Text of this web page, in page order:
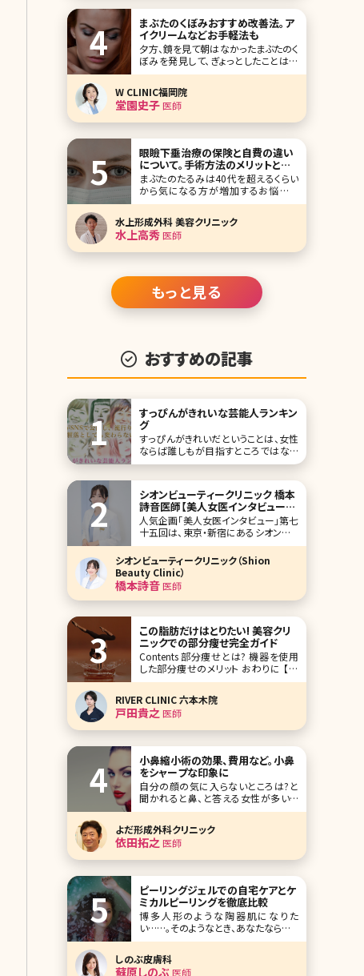
まぶたのくぼみおすすめ改善法。ア
イクリームなどお手軽法も
夕方、鏡を見て朝はなかったまぶたのく
ぼみを発見して、ぎょっとしたことはあ
りませんか？たるみと同様、徐々に進行
していくまぶたのくぼみはシミやしわ、
たるみよりも気がつきにくいエイジング
サイン。女性の見た目年齢をあげて疲
れた印象を与えてしまいます。「この、疲
W CLINIC福岡院
堂園史子医師
眼瞼下垂治療の保険と自費の違い
について。手術方法のメリットとデ
メリットも
まぶたのたるみは40代を超えるくらい
から気になる方が増加するお悩みで
す。目の周りは皮膚も薄く繊細な部分
のため、くすみなどのお悩みをよくお聞
きしますが、その中でも特に目が開け
づらくなってきた、目元がたるんでとて
も老けて見えるとのお悩みがとても多
たが重くなった
水上形成外科 美容クリニック
水上高秀医師
もっと見る
おすすめの記事
すっぴんがきれいな芸能人ランキン
グ
すっぴんがきれいだということは、女性
ならば誰しもが目指すところではない
でしょうか。 メイクするにも、素肌のき
前提としてもそこはしっかりとケアして
おきたいものです。 近年では芸能人の
すっぴん画像もよく公開されています
が、今回はその中でもすっぴんがきれ
いな芸能人をラ
シオンビューティークリニック 橋本
詩音医師【美人女医インタビュー第
七十五回】
人気企画「美人女医インタビュー」第七
十五回は、東京・新宿にあるシオンビュ
ーティークリニック（Shion Beauty
Clinic）で院長を務める橋本詩音（はし
もとしおん）先生です。 新宿駅東口目の
前、徒歩1分の最高のロケーション。こ
だわっている内装は、多くの鏡を配置
し、ヴェルサイユ宮殿のひ
シオンビューティークリニック（Shion
Beauty Clinic）
橋本詩音医師
この脂肪だけはとりたい! 美容クリ
ニックでの部分痩せ完全ガイド
Contents 部分痩せとは? 機器を使用
した部分痩せのメリット おわりに 【監
修医師からのワンポイント】 ダイエット
ではなかなか落ちない脂肪を減らすの
に少し医療の力を借りてみるのはどう
でしょうか?ただし脂肪を減らすといっ
ても様々な方法があります。一般的に
RIVER CLINIC 六本木院
戸田貴之 医師
小鼻縮小術の効果、費用など。小鼻
をシャープな印象に
自分の顔の気に入らないところは?と
聞かれると鼻、と答える女性が多いと
言われています。皆さんはいかがです
か?筆者も笑うと鼻が横に広がるのが
悩みです。「鼻がもう少し小さかったら、
美人になれるのに」と思っている方も
多いのではないでしょうか。ここでは顔
よだ形成外科クリニック
依田拓之 医師
ピーリングジェルでの自宅ケアとケ
ミカルピーリングを徹底比較
博多人形のような陶器肌になりた
い……。そのようなとき、あなたならどう
しますか?毛穴の目立たないつるすべ
素肌は、大人女子の憧れですよね。とこ
ろが、毛穴レスを目指すあまり、間違っ
しのぶ皮膚科
蘇原しのぶ医師